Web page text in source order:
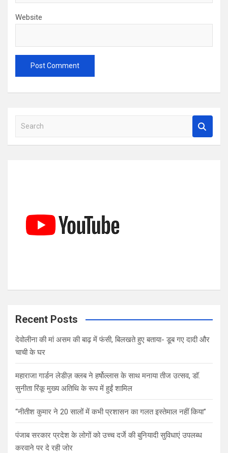
Website
a
Recent Posts
देवोलीना की मां असम की बाढ़ में फंसी, बिलखते हुए बताया- डूब गए दादी और
चाची के घर
महाराजा गार्डन लेडीज़ क्लब ने हर्षोल्लास के साथ मनाया तीज उत्सव, डॉ.
सुनीता रिंकू मुख्य अतिथि के रूप में हुईं शामिल
“नीतीश कुमार ने 20 सालों में कभी प्रशासन का गलत इस्तेमाल नहीं किया”
पंजाब सरकार प्रदेश के लोगों को उच्च दर्जे की बुनियादी सुविधाएं उपलब्ध
करवाने पर दे रही जोर